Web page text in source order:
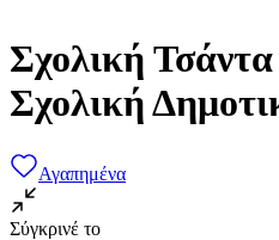
Σχολική
Σχολική
Αγαπημένα
Σύγκρινέ το